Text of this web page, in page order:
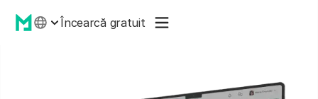
Încearcă gratuit